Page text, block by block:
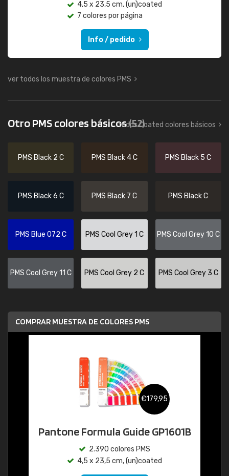
4,5 x 23,5 cm, (un)coated
7 colores por página
Info / pedido
ver todos los muestra de colores PMS
Otro PMS colores básicos(52)
todos Coated colores básicos
PMS Black 2 C PMS Black 4 C PMS Black 5 C
PMS Black 6 C PMS Black 7 C PMS Black C
PMS Blue 072 C PMS Cool Grey 1 C PMS Cool Grey 10 C
PMS Cool Grey 11 C PMS Cool Grey 2 C PMS Cool Grey 3 C
COMPRAR MUESTRA DE COLORES PMS
€179,95
Pantone Formula Guide GP1601B
2.390 colores PMS
4,5 x 23,5 cm, (un)coated